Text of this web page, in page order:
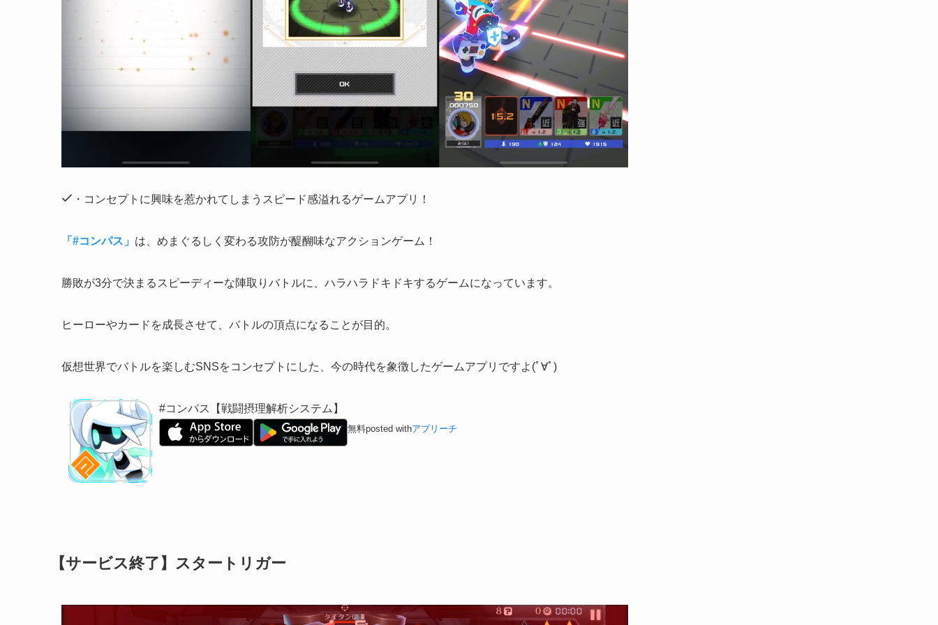
・コンセプトに興味を惹かれてしまうスピード感溢れるゲームアプリ！
「#コンパス」 は、めまぐるしく変わる攻防が醍醐味なアクションゲーム！
勝敗が3分で決まるスピーディーな陣取りバトルに、ハラハラドキドキするゲームになっています。
ヒーローやカードを成長させて、バトルの頂点になることが目的。
仮想世界でバトルを楽しむSNSをコンセプト にした、今の時代を象徴したゲームアプリですよ(ﾟ∀ﾟ)
#コンパス【戦闘摂理解析システム】
無料posted withアプリーチ
【サービス終了】スタートリガー